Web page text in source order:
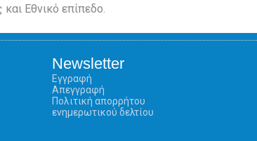
Εθνικό επίπεδο.
Newsletter
Εγγραφή
Απεγγραφή
Πολιτική απορρήτου
ενημερωτικού δελτίου